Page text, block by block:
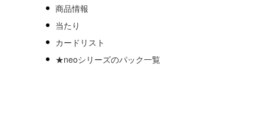
商品情報
当たり
カードリスト
★neoシリーズのパック一覧